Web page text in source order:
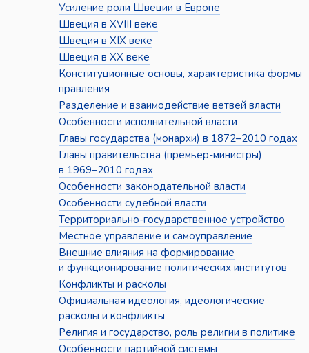
Усиление роли Швеции в Европе
Швеция в XVIII веке
Швеция в XIX веке
Швеция в XX веке
Конституционные основы, характеристика формы
правления
Разделение и взаимодействие ветвей власти
Особенности исполнительной власти
Главы государства (монархи) в 1872–2010 годах
Главы правительства (премьер-министры)
в 1969–2010 годах
Особенности законодательной власти
Особенности судебной власти
Территориально-государственное устройство
Местное управление и самоуправление
Внешние влияния на формирование
и функционирование политических институтов
Конфликты и расколы
Официальная идеология, идеологические
расколы и конфликты
Религия и государство, роль религии в политике
Особенности партийной системы